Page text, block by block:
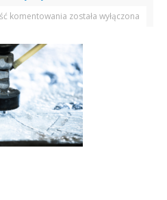
komentowania została wyłączona